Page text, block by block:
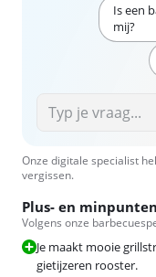
Is een
mij?
Onze digitale specialist
vergissen.
Plus- en minpunten
Volgens onze
Je maakt mooie
gietijzeren rooster.